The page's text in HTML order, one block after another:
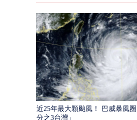
近25年最大顆颱風！ 巴威暴風圈
分之3台灣」